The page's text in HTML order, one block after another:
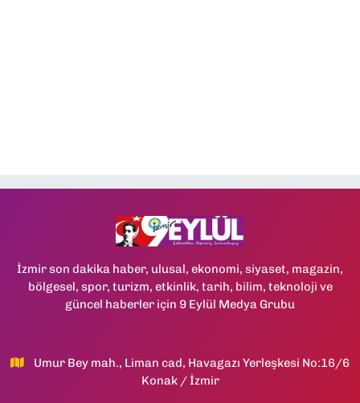
İzmir son dakika haber, ulusal, ekonomi, siyaset, magazin,
bölgesel, spor, turizm, etkinlik, tarih, bilim, teknoloji ve
güncel haberler için 9 Eylül Medya Grubu
Umur Bey mah., Liman cad, Havagazı Yerleşkesi No:16/6
Konak / İzmir